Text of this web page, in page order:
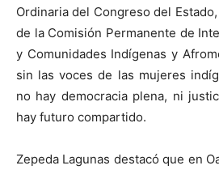
Ordinaria del Congreso del
de la Comisión Permanente de
y Comunidades Indígenas y
sin las voces de las mujeres
no hay democracia plena, ni
hay futuro compartido.
Zepeda Lagunas destacó que en